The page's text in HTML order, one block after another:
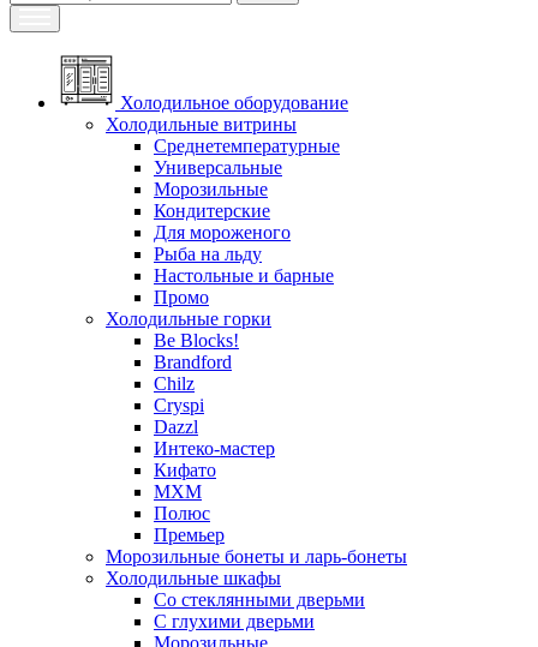
Холодильное оборудование
Холодильные витрины
Среднетемпературные
Универсальные
Морозильные
Кондитерские
Для мороженого
Рыба на льду
Настольные и барные
Промо
Холодильные горки
Be Blocks!
Brandford
Chilz
Cryspi
Dazzl
Интеко-мастер
Кифато
МХМ
Полюс
Премьер
Морозильные бонеты и ларь-бонеты
Холодильные шкафы
Со стеклянными дверьми
С глухими дверьми
Морозильные